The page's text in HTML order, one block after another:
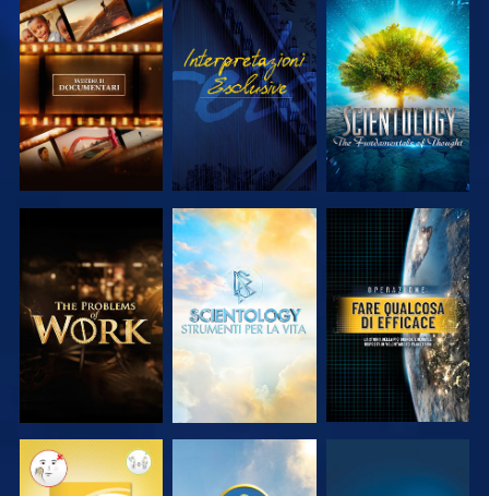
ESPLORA LE
SERIE
GUARDA
ESPLORA LE
SERIE
ESPLORA LE
SERIE
ESPLORA LE
SERIE
GUARDA